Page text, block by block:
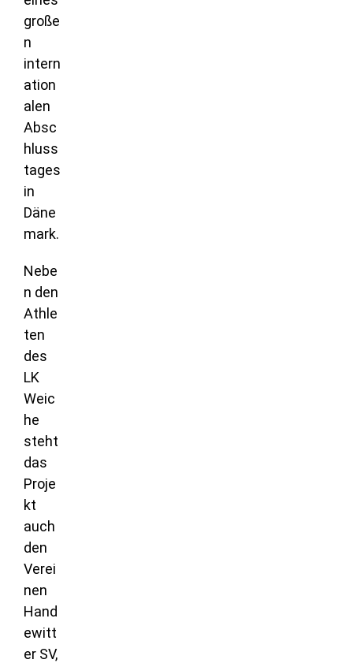
große
n
intern
ation
alen
Absc
hluss
tages
in
Däne
mark.
Nebe
n den
Athle
ten
des
LK
Weic
he
steht
das
Proje
kt
auch
den
Verei
nen
Hand
ewitt
er SV,